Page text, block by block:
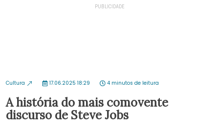
Cultura 17.06.2025 18:29 4 minutos de leitura
A história do mais comovente
discurso de Steve Jobs